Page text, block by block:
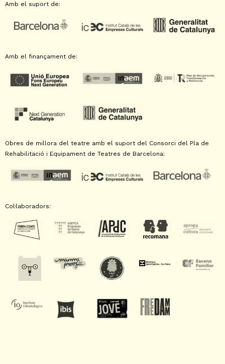
Amb el suport de:
Amb el finançament de:
Obres de millora del teatre amb el suport del Consorci del Pla de
Rehabilitació i Equipament de Teatres de Barcelona:
Col·laboradors: